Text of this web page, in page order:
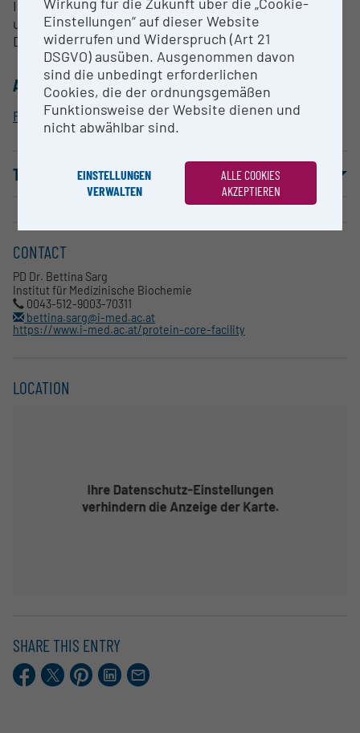
Identifizierung und Quantifizierung von Proteinen
und Peptiden und deren PTM's.
Differentielle Proteomanalysen.
ALLOCATION TO RESEARCH INFRASTRUCTURE
Protein Core Facility
TERMS OF USE
CONTACT
PD Dr. Bettina Sarg
Institut für Medizinische Biochemie
0043-512-9003-70311
bettina.sarg@i-med.ac.at
https://www.i-med.ac.at/protein-core-facility
LOCATION
SHARE THIS ENTRY
Facebook
X.comPinterestLinkedIn
E-
Mail
Einstellungen“ auf dieser Website
widerrufen und Widerspruch (Art 21
DSGVO) ausüben. Ausgenommen davon
sind die unbedingt erforderlichen
Cookies, die der ordnungsgemäßen
Funktionsweise der Website dienen und
nicht abwählbar sind.
EINSTELLUNGEN
VERWALTEN
ALLE COOKIES
AKZEPTIEREN